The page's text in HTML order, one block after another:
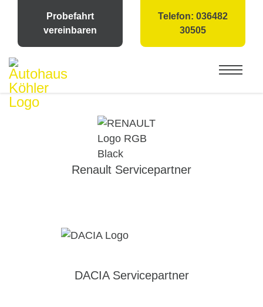
Probefahrt
vereinbaren
Telefon: 036482
30505
Renault Servicepartner
DACIA Servicepartner